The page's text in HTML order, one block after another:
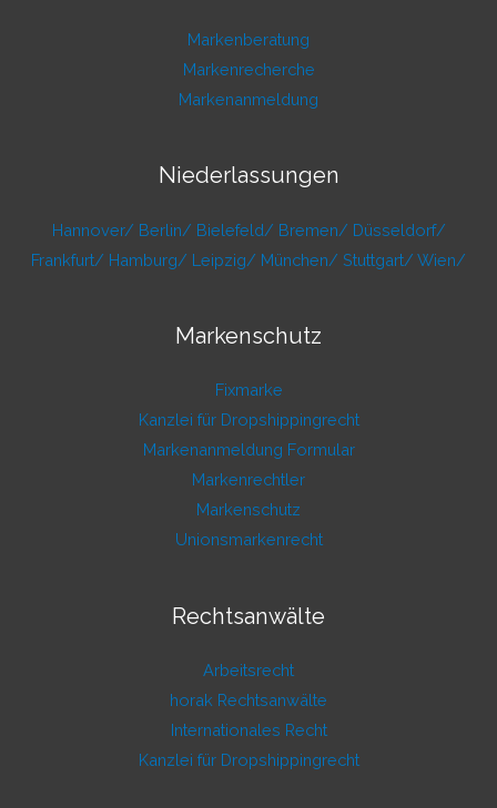
Markenberatung
Markenrecherche
Markenanmeldung
Niederlassungen
Hannover/ Berlin/ Bielefeld/ Bremen/ Düsseldorf/
Frankfurt/ Hamburg/ Leipzig/ München/ Stuttgart/ Wien/
Markenschutz
Fixmarke
Kanzlei für Dropshippingrecht
Markenanmeldung Formular
Markenrechtler
Markenschutz
Unionsmarkenrecht
Rechtsanwälte
Arbeitsrecht
horak Rechtsanwälte
Internationales Recht
Kanzlei für Dropshippingrecht